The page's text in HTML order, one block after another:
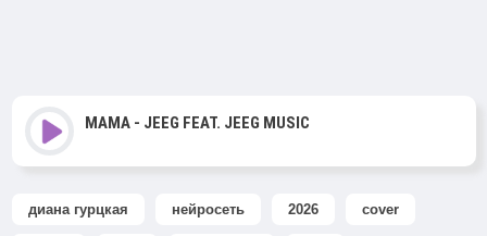
MAMA - JEEG FEAT. JEEG MUSIC
диана гурцкая нейросеть 2026 cover